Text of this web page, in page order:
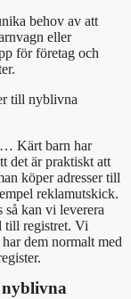
behov av att
eller
för företag och
till nyblivna
Kärt barn har
det är praktiskt att
köper adresser till
reklamutskick.
så kan vi leverera
till registret. Vi
dem normalt med
nyblivna